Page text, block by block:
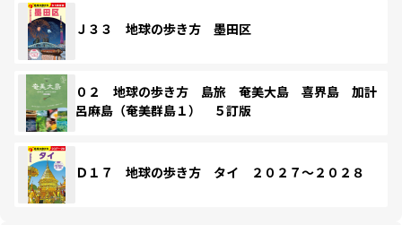
Ｊ３３ 地球の歩き方 墨田区
０２ 地球の歩き方 島旅 奄美大島 喜界島 加計
呂麻島（奄美群島１） ５訂版
Ｄ１７ 地球の歩き方 タイ ２０２７～２０２８